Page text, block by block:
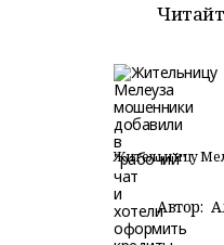
Жительницу
Автор: